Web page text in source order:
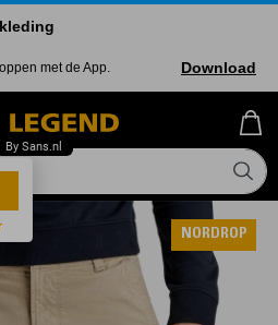
NORDROP
met de App.
Download